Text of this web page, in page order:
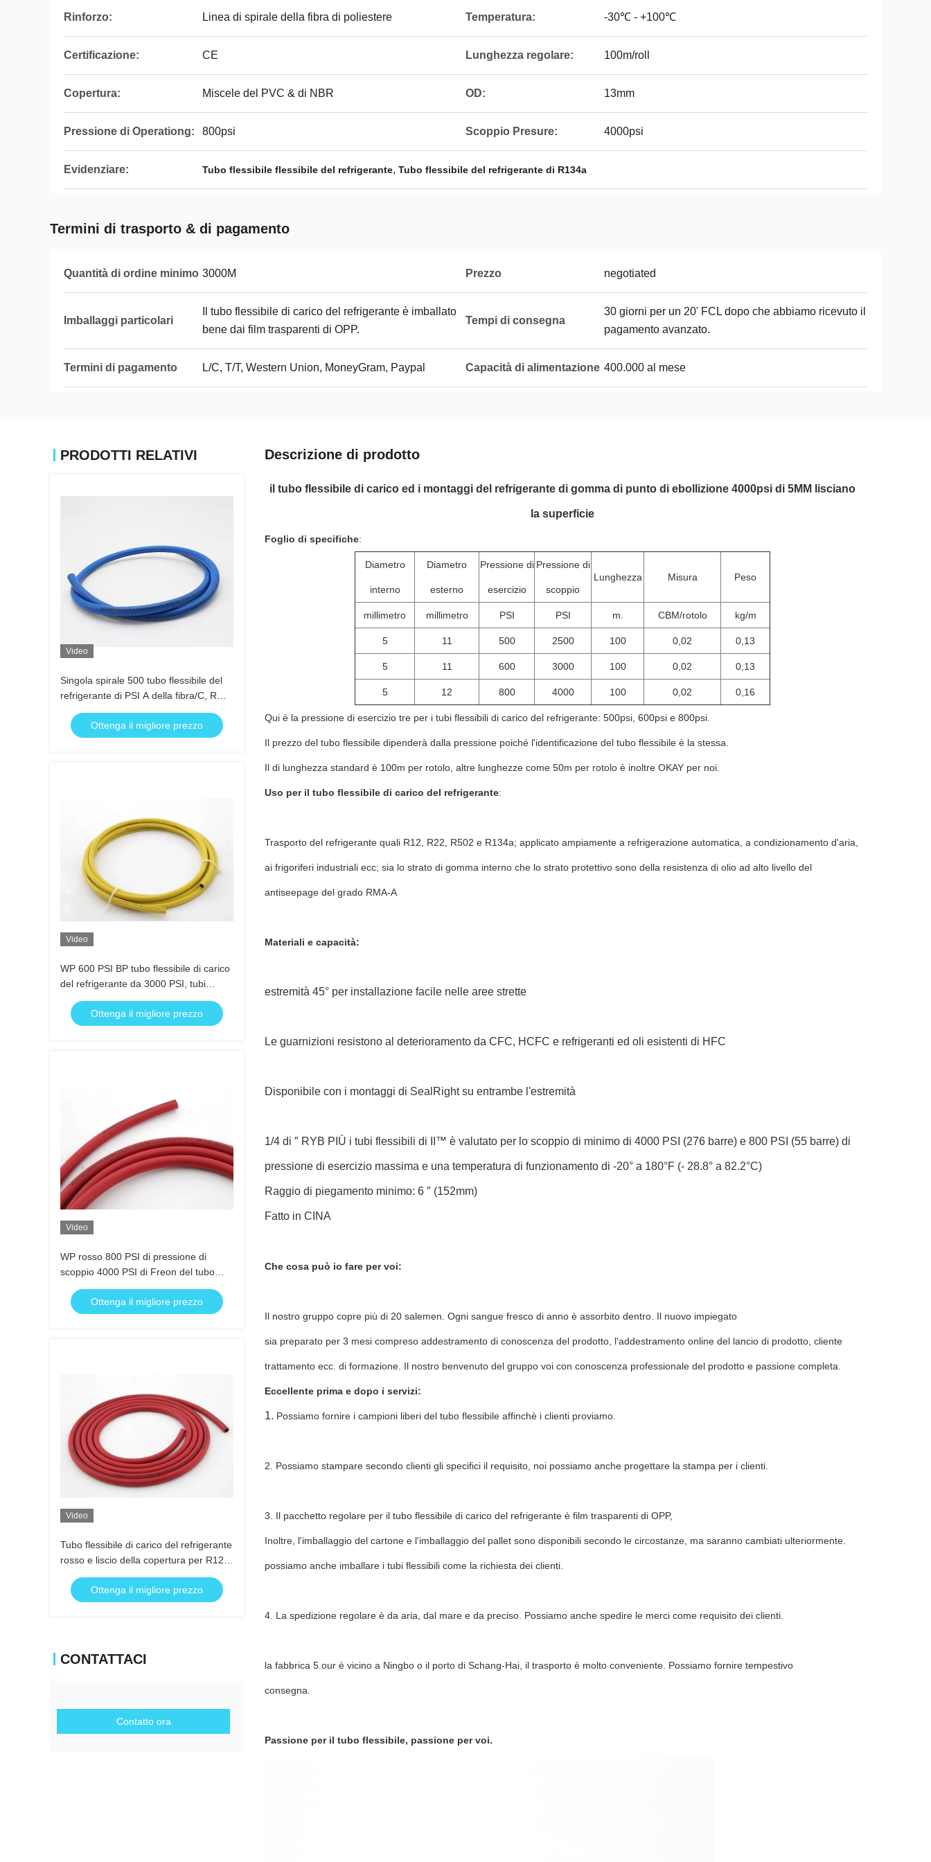
Rinforzo: Linea di spirale della fibra di poliestere Temperatura: -30℃ - +100℃
Certificazione: CE Lunghezza regolare: 100m/roll
Copertura: Miscele del PVC & di NBR OD: 13mm
Pressione di Operationg: 800psi Scoppio Presure: 4000psi
Evidenziare: Tubo flessibile flessibile del refrigerante, Tubo flessibile del refrigerante di R134a
Termini di trasporto & di pagamento
Quantità di ordine minimo 3000M Prezzo negotiated
Imballaggi particolari
Il tubo flessibile di carico del refrigerante è imballato
bene dai film trasparenti di OPP.
Tempi di consegna
30 giorni per un 20' FCL dopo che abbiamo ricevuto il
pagamento avanzato.
Termini di pagamento L/C, T/T, Western Union, MoneyGram, Paypal Capacità di alimentazione 400.000 al mese
PRODOTTI RELATIVI
Video
Singola spirale 500 tubo flessibile del
refrigerante di PSI A della fibra/C, R
134 un tubo flessibile del refrigerante
Ottenga il migliore prezzo
Video
WP 600 PSI BP tubo flessibile di carico
del refrigerante da 3000 PSI, tubi
flessibili del rivestimento giallo
Ottenga il migliore prezzo
Video
WP rosso 800 PSI di pressione di
scoppio 4000 PSI di Freon del tubo
flessibile di resistenza di olio
Ottenga il migliore prezzo
Video
Tubo flessibile di carico del refrigerante
rosso e liscio della copertura per R12,
R22, R134a ecc
Ottenga il migliore prezzo
CONTATTACI
Contatto ora
Descrizione di prodotto
il tubo flessibile di carico ed i montaggi del refrigerante di gomma di punto di ebollizione 4000psi di 5MM lisciano
la superficie
Foglio di specifiche:
Diametro
interno
Diametro
esterno
Pressione di
esercizio
Pressione di
scoppio
Lunghezza Misura Peso
millimetro millimetro PSI PSI m. CBM/rotolo kg/m
5 11 500 2500 100 0,02 0,13
5 11 600 3000 100 0,02 0,13
5 12 800 4000 100 0,02 0,16
Qui è la pressione di esercizio tre per i tubi flessibili di carico del refrigerante: 500psi, 600psi e 800psi.
Il prezzo del tubo flessibile dipenderà dalla pressione poiché l'identificazione del tubo flessibile è la stessa.
Il di lunghezza standard è 100m per rotolo, altre lunghezze come 50m per rotolo è inoltre OKAY per noi.
Uso per il tubo flessibile di carico del refrigerante:
Trasporto del refrigerante quali R12, R22, R502 e R134a; applicato ampiamente a refrigerazione automatica, a condizionamento d'aria,
ai frigoriferi industriali ecc; sia lo strato di gomma interno che lo strato protettivo sono della resistenza di olio ad alto livello del
antiseepage del grado RMA-A
Materiali e capacità:
estremità 45° per installazione facile nelle aree strette
Le guarnizioni resistono al deterioramento da CFC, HCFC e refrigeranti ed oli esistenti di HFC
Disponibile con i montaggi di SealRight su entrambe l'estremità
1/4 di ″ RYB PIÙ i tubi flessibili di II™ è valutato per lo scoppio di minimo di 4000 PSI (276 barre) e 800 PSI (55 barre) di
pressione di esercizio massima e una temperatura di funzionamento di -20° a 180°F (- 28.8° a 82.2°C)
Raggio di piegamento minimo: 6 ″ (152mm)
Fatto in CINA
Che cosa può io fare per voi:
Il nostro gruppo copre più di 20 salemen. Ogni sangue fresco di anno è assorbito dentro. Il nuovo impiegato
sia preparato per 3 mesi compreso addestramento di conoscenza del prodotto, l'addestramento online del lancio di prodotto, cliente
trattamento ecc. di formazione. Il nostro benvenuto del gruppo voi con conoscenza professionale del prodotto e passione completa.
Eccellente prima e dopo i servizi:
1. Possiamo fornire i campioni liberi del tubo flessibile affinchè i clienti proviamo.
2. Possiamo stampare secondo clienti gli specifici il requisito, noi possiamo anche progettare la stampa per i clienti.
3. Il pacchetto regolare per il tubo flessibile di carico del refrigerante è film trasparenti di OPP,
Inoltre, l'imballaggio del cartone e l'imballaggio del pallet sono disponibili secondo le circostanze, ma saranno cambiati ulteriormente.
possiamo anche imballare i tubi flessibili come la richiesta dei clienti.
4. La spedizione regolare è da aria, dal mare e da preciso. Possiamo anche spedire le merci come requisito dei clienti.
la fabbrica 5.our è vicino a Ningbo o il porto di Schang-Hai, il trasporto è molto conveniente. Possiamo fornire tempestivo
consegna.
Passione per il tubo flessibile, passione per voi.